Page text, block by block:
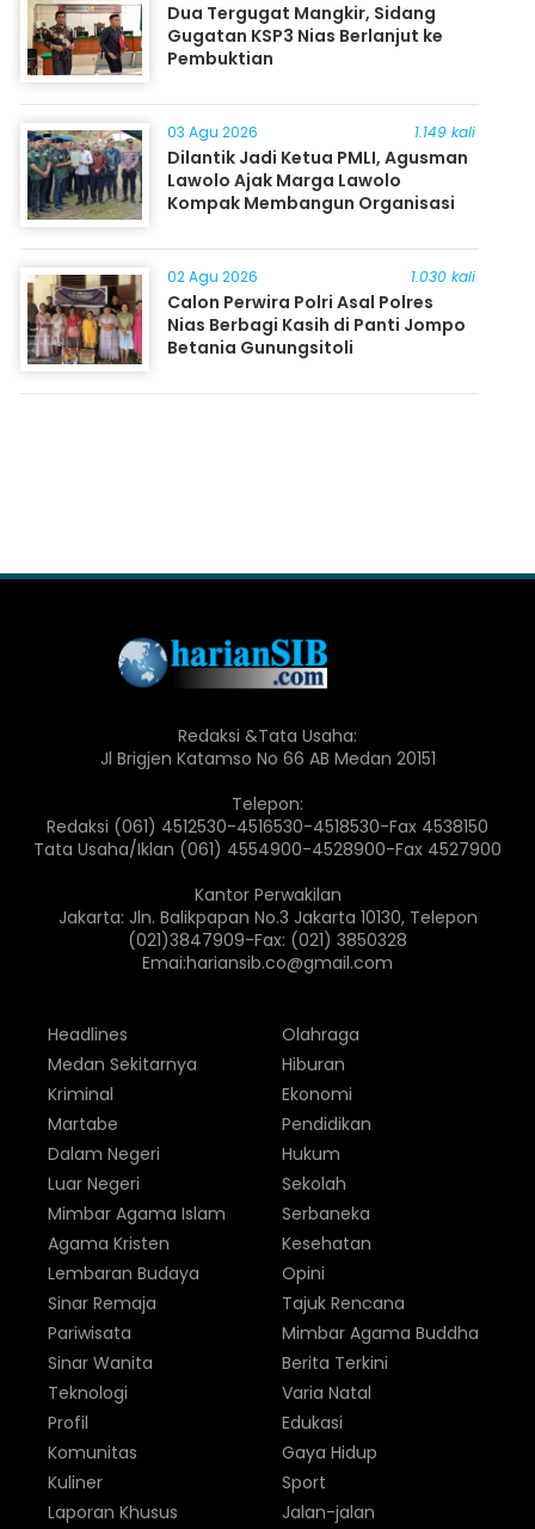
Dua Tergugat Mangkir, Sidang
Gugatan KSP3 Nias Berlanjut ke
Pembuktian
03 Agu 2026 1.149 kali
Dilantik Jadi Ketua PMLI, Agusman
Lawolo Ajak Marga Lawolo
Kompak Membangun Organisasi
02 Agu 2026 1.030 kali
Calon Perwira Polri Asal Polres
Nias Berbagi Kasih di Panti Jompo
Betania Gunungsitoli
Redaksi &Tata Usaha:
Jl Brigjen Katamso No 66 AB Medan 20151
Telepon:
Redaksi (061) 4512530-4516530-4518530-Fax 4538150
Tata Usaha/Iklan (061) 4554900-4528900-Fax 4527900
Kantor Perwakilan
Jakarta: Jln. Balikpapan No.3 Jakarta 10130, Telepon
(021)3847909-Fax: (021) 3850328
Emai:hariansib.co@gmail.com
Headlines
Medan Sekitarnya
Kriminal
Martabe
Dalam Negeri
Luar Negeri
Olahraga
Hiburan
Ekonomi
Pendidikan
Hukum
Sekolah
Mimbar Agama Islam
Agama Kristen
Lembaran Budaya
Sinar Remaja
Pariwisata
Sinar Wanita
Serbaneka
Kesehatan
Opini
Tajuk Rencana
Mimbar Agama Buddha
Berita Terkini
Teknologi
Profil
Komunitas
Kuliner
Laporan Khusus
Varia Natal
Edukasi
Gaya Hidup
Sport
Jalan-jalan